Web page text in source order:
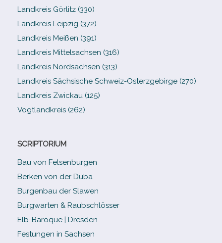
Landkreis Görlitz (330)
Landkreis Leipzig (372)
Landkreis Meißen (391)
Landkreis Mittelsachsen (316)
Landkreis Nordsachsen (313)
Landkreis Sächsische Schweiz-​Osterzgebirge (270)
Landkreis Zwickau (125)
Vogtlandkreis (262)
SCRIPTORIUM
Bau von Felsenburgen
Berken von der Duba
Burgenbau der Slawen
Burgwarten & Raubschlösser
Elb-​Baroque | Dresden
Festungen in Sachsen